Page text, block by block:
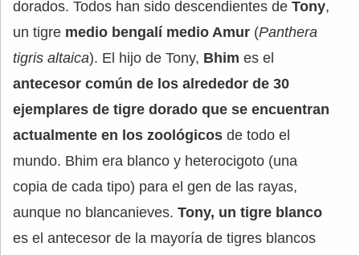
dorados. Todos han sido descendientes de Tony,
un tigre medio bengalí medio Amur (Panthera
tigris altaica). El hijo de Tony, Bhim es el
antecesor común de los alrededor de 30
ejemplares de tigre dorado que se encuentran
actualmente en los zoológicos de todo el
mundo. Bhim era blanco y heterocigoto (una
copia de cada tipo) para el gen de las rayas,
aunque no blancanieves. Tony, un tigre blanco
es el antecesor de la mayoría de tigres blancos